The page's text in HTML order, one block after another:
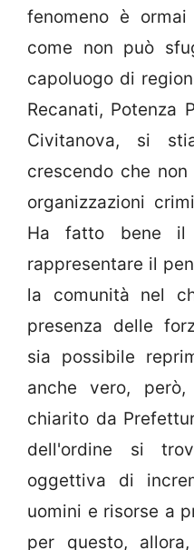
fenomeno è
come non può
capoluogo di
Recanati, Potenza
Civitanova, si
crescendo che
organizzazioni
Ha fatto bene il
rappresentare il
la comunità nel
presenza delle
sia possibile
anche vero,
chiarito da
dell'ordine si
oggettiva di
uomini e risorse a
per questo,